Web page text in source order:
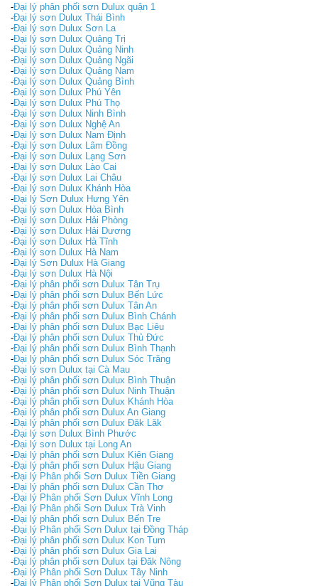
-Đại lý phân phối sơn Dulux quận 1
-Đại lý sơn Dulux Thái Bình
-Đại lý sơn Dulux Sơn La
-Đại lý sơn Dulux Quảng Trị
-Đại lý sơn Dulux Quảng Ninh
-Đại lý sơn Dulux Quảng Ngãi
-Đại lý sơn Dulux Quảng Nam
-Đại lý sơn Dulux Quảng Bình
-Đại lý sơn Dulux Phú Yên
-Đại lý sơn Dulux Phú Thọ
-Đại lý sơn Dulux Ninh Bình
-Đại lý sơn Dulux Nghệ An
-Đại lý sơn Dulux Nam Định
-Đại lý sơn Dulux Lâm Đồng
-Đại lý sơn Dulux Lạng Sơn
-Đại lý sơn Dulux Lào Cai
-Đại lý sơn Dulux Lai Châu
-Đại lý sơn Dulux Khánh Hòa
-Đại lý Sơn Dulux Hưng Yên
-Đại lý sơn Dulux Hòa Bình
-Đại lý sơn Dulux Hải Phòng
-Đại lý sơn Dulux Hải Dương
-Đại lý sơn Dulux Hà Tĩnh
-Đại lý sơn Dulux Hà Nam
-Đại lý Sơn Dulux Hà Giang
-Đại lý sơn Dulux Hà Nội
-Đại lý phân phối sơn Dulux Tân Trụ
-Đại lý phân phối sơn Dulux Bến Lức
-Đại lý phân phối sơn Dulux Tân An
-Đại lý phân phối sơn Dulux Bình Chánh
-Đại lý phân phối sơn Dulux Bạc Liêu
-Đại lý phân phối sơn Dulux Thủ Đức
-Đại lý phân phối sơn Dulux Bình Thạnh
-Đại lý phân phối sơn Dulux Sóc Trăng
-Đại lý sơn Dulux tại Cà Mau
-Đại lý phân phối sơn Dulux Bình Thuận
-Đại lý phân phối sơn Dulux Ninh Thuận
-Đại lý phân phối sơn Dulux Khánh Hòa
-Đại lý phân phối sơn Dulux An Giang
-Đại lý phân phối sơn Dulux Đăk Lăk
-Đại lý sơn Dulux Bình Phước
-Đại lý sơn Dulux tại Long An
-Đại lý phân phối sơn Dulux Kiên Giang
-Đại lý phân phối sơn Dulux Hậu Giang
-Đại lý Phân phối Sơn Dulux Tiền Giang
-Đại lý phân phối sơn Dulux Cần Thơ
-Đại lý Phân phối Sơn Dulux Vĩnh Long
-Đại lý Phân phối Sơn Dulux Trà Vinh
-Đại lý phân phối sơn Dulux Bến Tre
-Đại lý Phân phối Sơn Dulux tại Đồng Tháp
-Đại lý phân phối sơn Dulux Kon Tum
-Đại lý phân phối sơn Dulux Gia Lai
-Đại lý phân phối sơn Dulux tại Đăk Nông
-Đại lý Phân phối Sơn Dulux Tây Ninh
-Đại lý Phân phối Sơn Dulux tại Vũng Tàu